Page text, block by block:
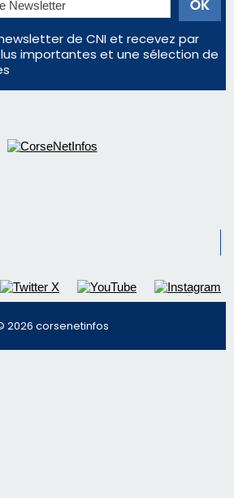
de CNI et recevez par
importantes et une sélection de
2026 corsenetinfos